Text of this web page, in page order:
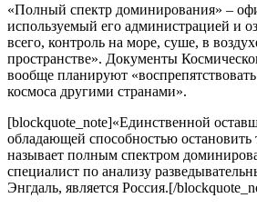
«Полный спектр доминирования» –
используемый его администрацией и
всего, контроль на море, суше, в
пространстве». Документы
вообще планируют
космоса другими странами».
[blockquote_note]«Единственной
обладающей способностью остановить
называет полным спектром
специалист по анализу
Энгдаль, является Россия.[/